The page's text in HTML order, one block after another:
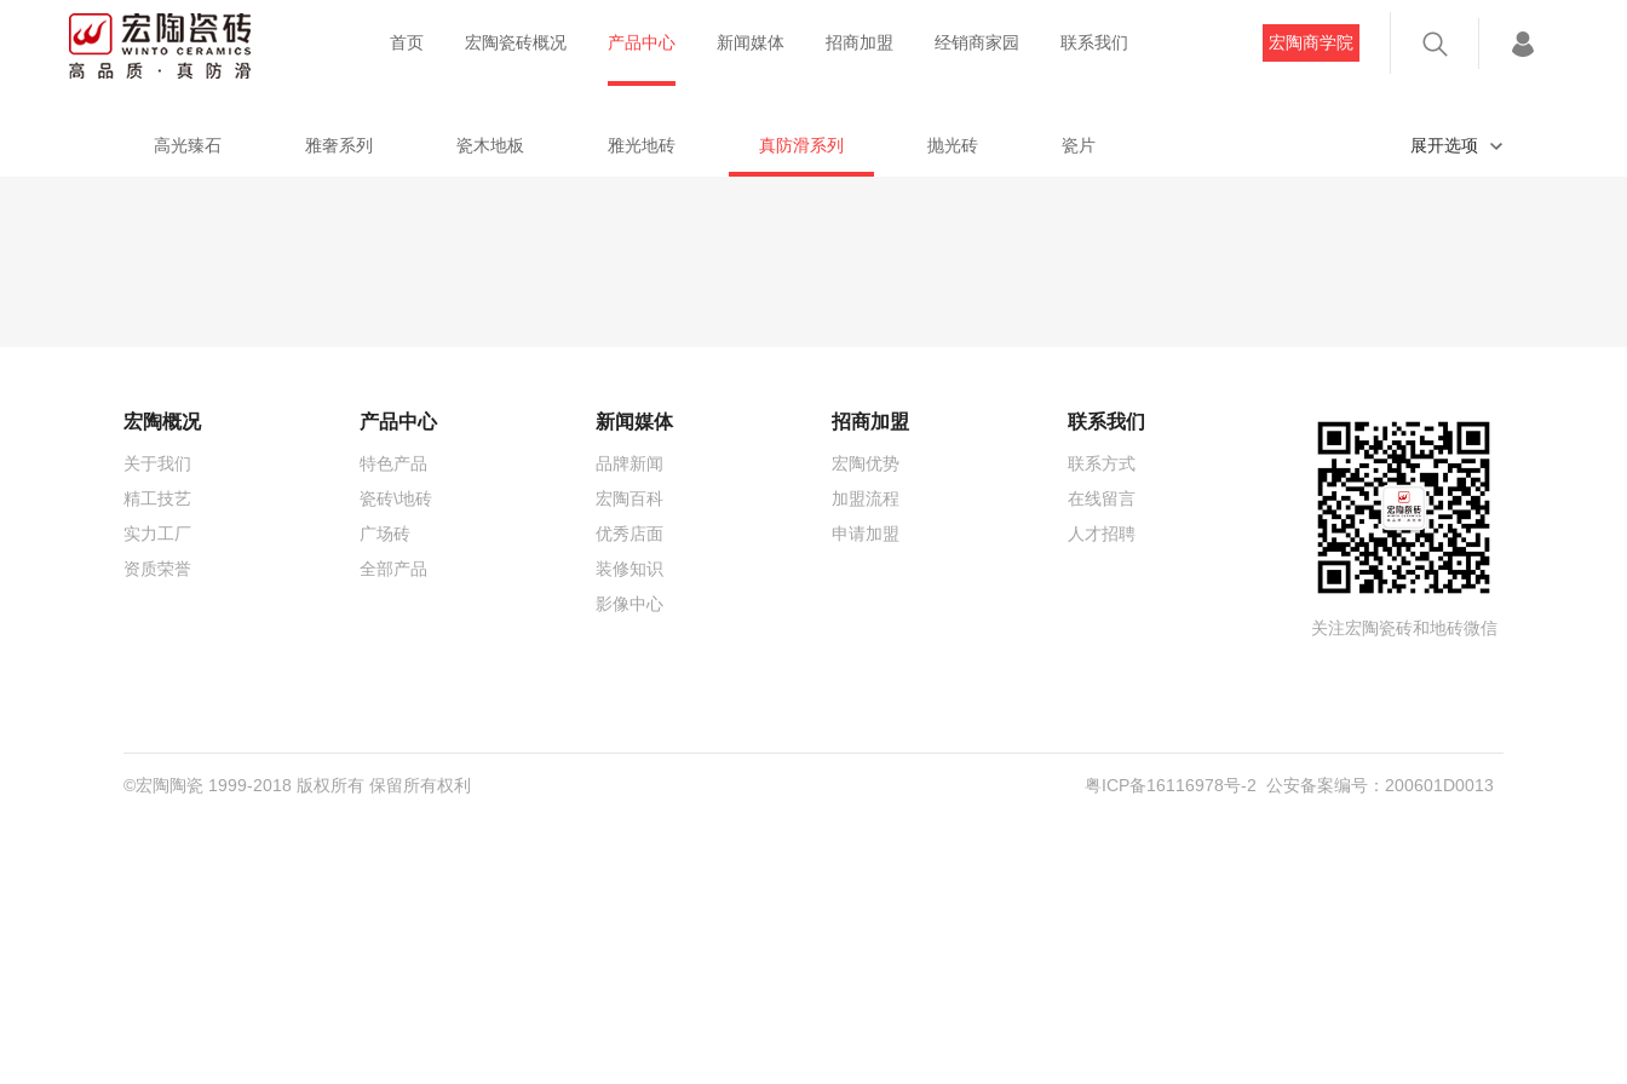
首页 宏陶瓷砖概况 产品中心 新闻媒体 招商加盟 经销商家园 联系我们 宏陶商学院
高光臻石 雅奢系列 瓷木地板 雅光地砖 真防滑系列 抛光砖 瓷片 展开选项
宏陶概况
关于我们
精工技艺
实力工厂
资质荣誉
产品中心
特色产品
瓷砖\地砖
广场砖
全部产品
新闻媒体
品牌新闻
宏陶百科
优秀店面
装修知识
影像中心
招商加盟
宏陶优势
加盟流程
申请加盟
联系我们
联系方式
在线留言
人才招聘
关注宏陶瓷砖和地砖微信
©宏陶陶瓷 1999-2018 版权所有 保留所有权利 粤ICP备16116978号-2 公安备案编号：200601D0013